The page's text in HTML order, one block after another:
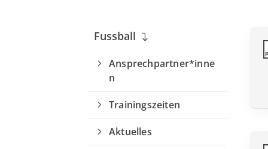
Fussball
Ansprechpartner*inne
n
Trainingszeiten
Aktuelles
Quicklinks